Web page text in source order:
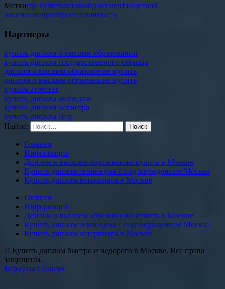
Меткигде купитьготовыйдокументзащитаоб
окончанииприобрестистоимость
Партнеры
купить диплом о высшем образовании
купить диплом государственного образца
диплом о высшем образование купить
диплом о высшем образование купить
купить аттестат
купить диплом колледжа
купить диплом магистра
купить диплом ссср
Найти:
Главная
Информация
Диплом о высшем образовании купить в Москве
Купить диплом техникума с подтверждением Москва
Купить диплом ветеринара в Москве
Главная
Информация
Диплом о высшем образовании купить в Москве
Купить диплом техникума с подтверждением Москва
Купить диплом ветеринара в Москве
© Купить диплом быстро и недорого в Москве. Все права
защищены.
Вернуться наверх